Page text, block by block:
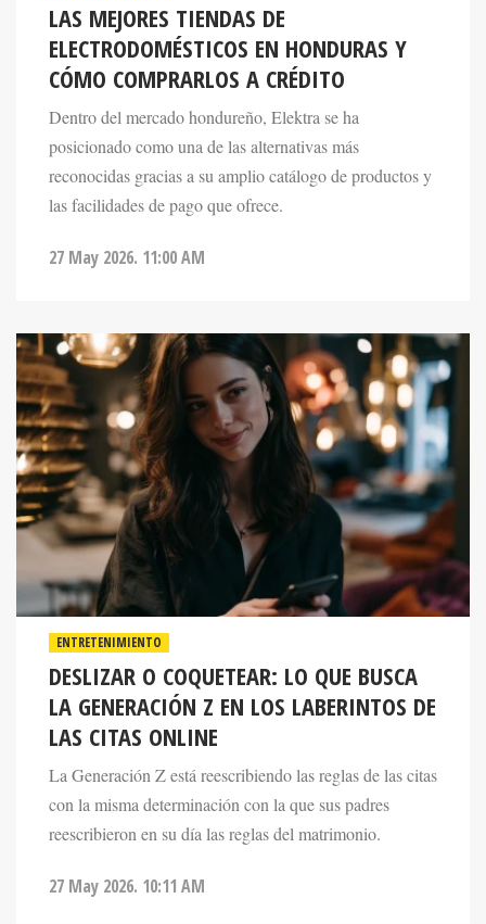
LAS MEJORES TIENDAS DE
ELECTRODOMÉSTICOS EN HONDURAS Y
CÓMO COMPRARLOS A CRÉDITO
Dentro del mercado hondureño, Elektra se ha
posicionado como una de las alternativas más
reconocidas gracias a su amplio catálogo de productos y
las facilidades de pago que ofrece.
27 May 2026. 11:00 AM
ENTRETENIMIENTO
DESLIZAR O COQUETEAR: LO QUE BUSCA
LA GENERACIÓN Z EN LOS LABERINTOS DE
LAS CITAS ONLINE
La Generación Z está reescribiendo las reglas de las citas
con la misma determinación con la que sus padres
reescribieron en su día las reglas del matrimonio.
27 May 2026. 10:11 AM